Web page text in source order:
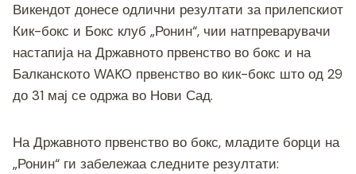
c
e
b
o
k
tt
er
ss
e
n
g
er e
gr
a
m
at
s
A
p
y
Li
ai
l
ar
e
Викендот донесе одлични резултати за прилепскиот
Кик-бокс и Бокс клуб „Ронин“, чии натпреварувачи
настапија на Државното првенство во бокс и на
Балканското WAKO првенство во кик-бокс што од 29
до 31 мај се одржа во Нови Сад.
На Државното првенство во бокс, младите борци на
„Ронин“ ги забележаа следните резултати: